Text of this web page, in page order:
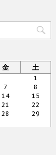
金 土
1
7
8
14
15
21
22
28
29